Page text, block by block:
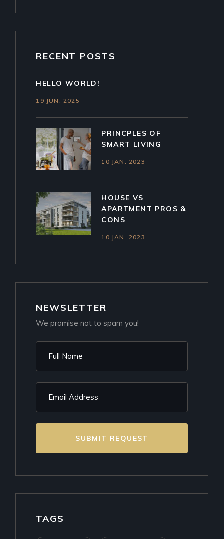
RECENT POSTS
HELLO WORLD!
19 JUN. 2025
PRINCPLES OF
SMART LIVING
10 JAN. 2023
HOUSE VS
APARTMENT PROS &
CONS
10 JAN. 2023
NEWSLETTER
We promise not to spam you!
SUBMIT REQUEST
TAGS